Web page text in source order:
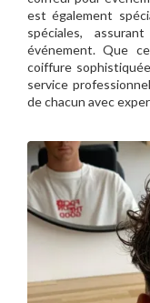
est également
spéciales,
événement. Que
coiffure
service
de chacun avec